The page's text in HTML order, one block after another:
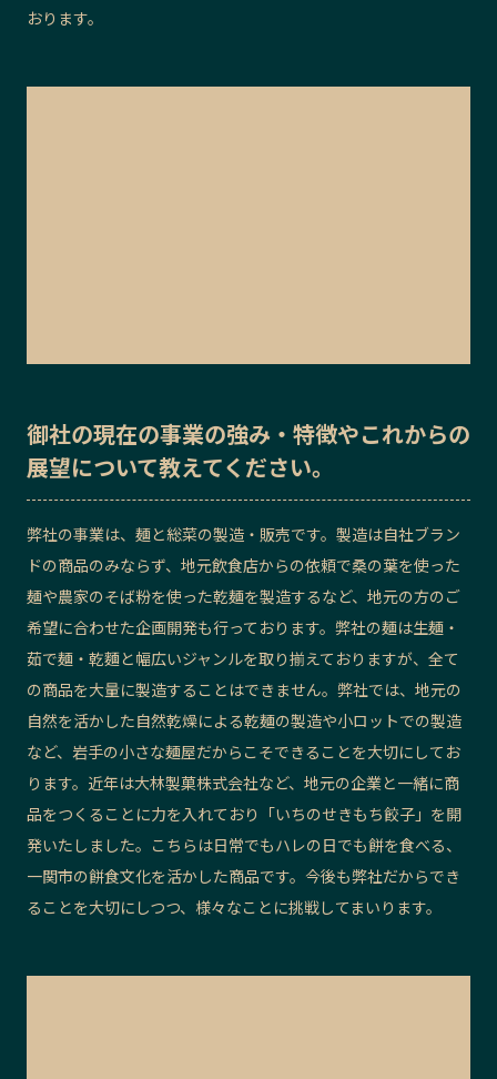
おります。
御社の現在の事業の強み・特徴やこれからの
展望について教えてください。
弊社の事業は、麺と総菜の製造・販売です。製造は自社ブラン
ドの商品のみならず、地元飲食店からの依頼で桑の葉を使った
麺や農家のそば粉を使った乾麺を製造するなど、地元の方のご
希望に合わせた企画開発も行っております。弊社の麺は生麺・
茹で麺・乾麵と幅広いジャンルを取り揃えておりますが、全て
の商品を大量に製造することはできません。弊社では、地元の
自然を活かした自然乾燥による乾麺の製造や小ロットでの製造
など、岩手の小さな麺屋だからこそできることを大切にしてお
ります。近年は大林製菓株式会社など、地元の企業と一緒に商
品をつくることに力を入れており「いちのせきもち餃子」を開
発いたしました。こちらは日常でもハレの日でも餅を食べる、
一関市の餅食文化を活かした商品です。今後も弊社だからでき
ることを大切にしつつ、様々なことに挑戦してまいります。